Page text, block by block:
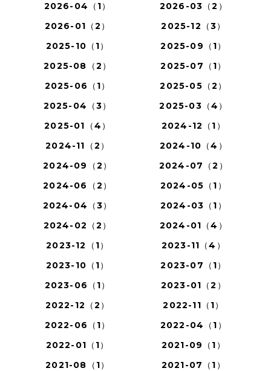
2026-04（1）
2026-03（2）
2026-01（2）
2025-12（3）
2025-10（1）
2025-09（1）
2025-08（2）
2025-07（1）
2025-06（1）
2025-05（2）
2025-04（3）
2025-03（4）
2025-01（4）
2024-12（1）
2024-11（2）
2024-10（4）
2024-09（2）
2024-07（2）
2024-06（2）
2024-05（1）
2024-04（3）
2024-03（1）
2024-02（2）
2024-01（4）
2023-12（1）
2023-11（4）
2023-10（1）
2023-07（1）
2023-06（1）
2023-01（2）
2022-12（2）
2022-11（1）
2022-06（1）
2022-04（1）
2022-01（1）
2021-09（1）
2021-08（1）
2021-07（1）